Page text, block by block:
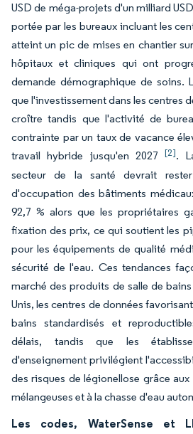
USD de méga-projets d'un milliard
portée par les bureaux incluant les
atteint un pic de mises en chantier
hôpitaux et cliniques qui ont
demande démographique de soins.
que l'investissement dans les centres
croître tandis que l'activité de
contrainte par un taux de vacance
travail hybride jusqu'en 2027 [2].
secteur de la santé devrait
d'occupation des bâtiments
92,7 % alors que les propriétaires
fixation des prix, ce qui soutient les
pour les équipements de qualité
sécurité de l'eau. Ces tendances
marché des produits de salle de
Unis, les centres de données
bains standardisés et
délais, tandis que les
d'enseignement privilégient
des risques de légionellose grâce
mélangeuses et à la chasse d'eau
Les codes, WaterSense et